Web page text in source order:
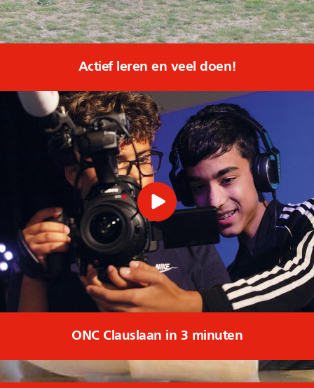
Actief leren en veel doen!
ONC Clauslaan in 3 minuten